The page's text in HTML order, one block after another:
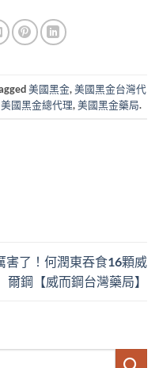
美國黑金,美國黑金台灣代
美國黑金總代理,美國黑金藥局.
害了！何潤東吞食16顆威
爾鋼【威而鋼台灣藥局】